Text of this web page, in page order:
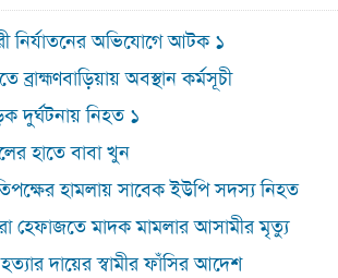
নির্যাতনের অভিযোগে আটক ১
ব্রাহ্মণবাড়িয়ায় অবস্থান কর্মসূচী
দুর্ঘটনায় নিহত ১
হাতে বাবা খুন
হামলায় সাবেক ইউপি সদস্য নিহত
হেফাজতে মাদক মামলার আসামীর মৃত্যু
হত্যার দায়ের স্বামীর ফাঁসির আদেশ